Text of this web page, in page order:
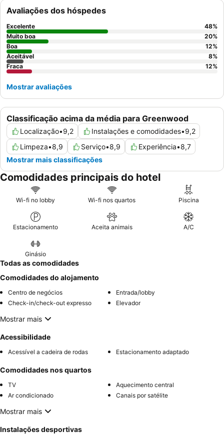
qualidade, com omeletes ocidentais frescas e uma variedade de
opções quentes. Para uma estadia mais tranquila, considere
solicitar um quarto virado para longe da rua principal.
Classificação acima da média para Greenwood
Localização•9,2 Instalações e comodidades•9,2
Limpeza•8,9 Serviço•8,9 Experiência•8,7
Mostrar mais classificações
Avaliações dos hóspedes
Excelente 48%
Muito boa
20%
Boa
12%
Aceitável
8%
Fraca
12%
Mostrar avaliações
Comodidades principais do hotel
Wi-fi no lobby Wi-fi nos quartos Piscina
Estacionamento Aceita animais A/C
Ginásio
Todas as comodidades
Comodidades do alojamento
Centro de negócios
Entrada/lobby
Check-in/check-out expresso
Elevador
Mostrar mais
Acessibilidade
Acessível a cadeira de rodas Estacionamento adaptado
Comodidades nos quartos
TV
Aquecimento central
Ar condicionado
Canais por satélite
Mostrar mais
Instalações desportivas